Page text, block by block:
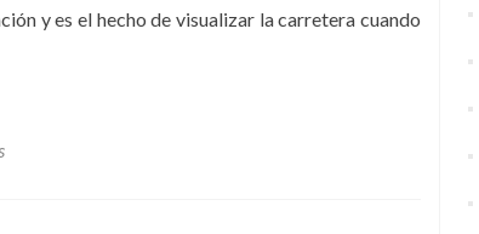
y es el hecho de visualizar la carretera cuando